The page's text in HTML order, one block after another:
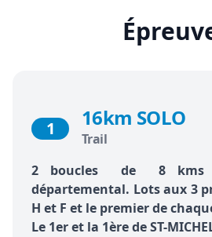
1 16km SOLO
Trail
2 boucles de 8 kms
départemental. Lots aux 3
H et F et le premier de
Le 1er et la 1ère de ST-